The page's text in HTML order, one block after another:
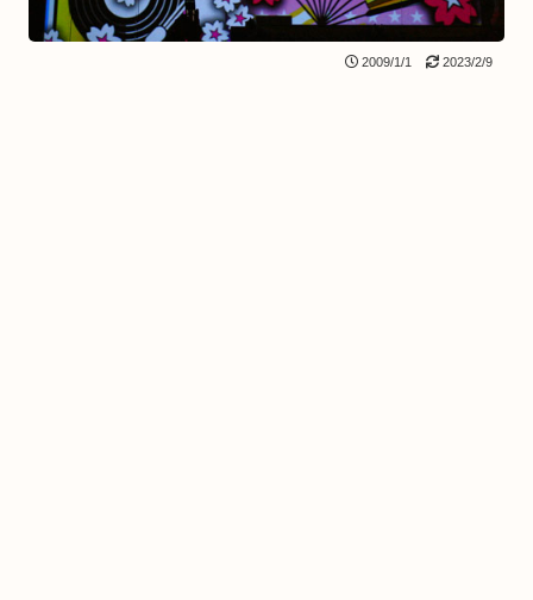
2009/1/1 2023/2/9